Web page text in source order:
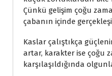
Çünkü gelişim çoğu
çabanın içinde
Kaslar çalıştıkça
artar, karakter ise çoğu
karşılaşıldığında